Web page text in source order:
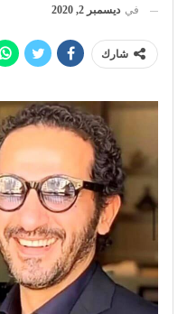
في ديسمبر 2, 2020
شارك